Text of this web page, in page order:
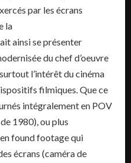
par les écrans
la
ainsi se présenter
du chef d’oeuvre
l’intérêt du cinéma
filmiques. Que ce
intégralement en POV
1980), ou plus
found footage qui
écrans (caméra de